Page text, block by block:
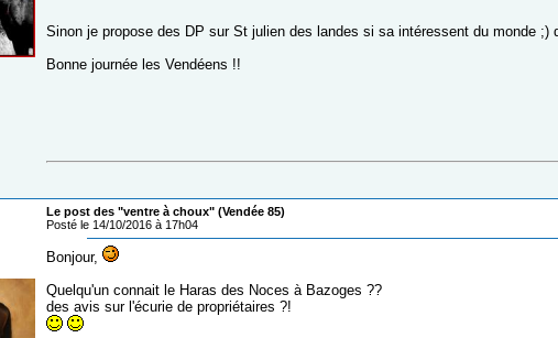
Sinon je propose des DP sur St julien des landes si sa intéressent du monde ;)
Bonne journée les Vendéens !!
Le post des "ventre à choux" (Vendée 85)
Posté le 14/10/2016 à 17h04
Bonjour,
Quelqu'un connait le Haras des Noces à Bazoges ??
des avis sur l'écurie de propriétaires ?!